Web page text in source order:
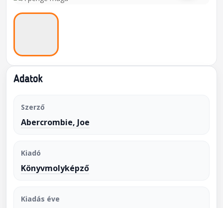
Adatok
Szerző
Abercrombie, Joe
Kiadó
Könyvmolyképző
Kiadás éve